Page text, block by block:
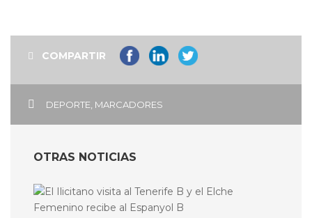
COMPARTIR
DEPORTE MARCADORES
OTRAS NOTICIAS